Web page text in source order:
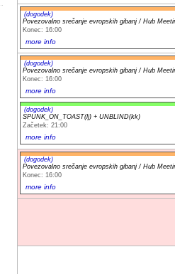
(dogodek)
Povezovalno srečanje evropskih gibanj / Hub
Konec: 16:00
more info
(dogodek)
Povezovalno srečanje evropskih gibanj / Hub
Konec: 16:00
more info
(dogodek)
SPUNK_ON_TOAST(lj) + UNBLIND(kk)
Začetek: 21:00
more info
(dogodek)
Povezovalno srečanje evropskih gibanj / Hub
Konec: 16:00
more info